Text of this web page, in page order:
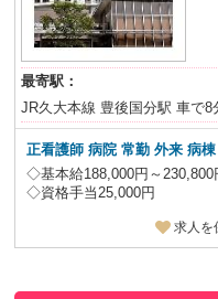
最寄駅：
JR久大本線 豊後国分駅 車で8
正看護師 病院 常勤 外来 病
◇基本給188,000円～230,800
◇資格手当25,000円
求人を